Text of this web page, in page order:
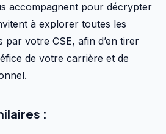
accompagnent pour décrypter
à explorer toutes les
votre CSE, afin d’en tirer
de votre carrière et de
: